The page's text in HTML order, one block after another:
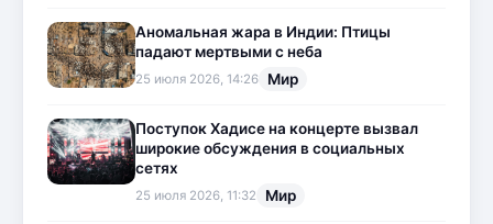
Аномальная жара в Индии: Птицы
падают мертвыми с неба
25 июля 2026, 14:26 Мир
Поступок Хадисе на концерте вызвал
широкие обсуждения в социальных
сетях
25 июля 2026, 11:32 Мир